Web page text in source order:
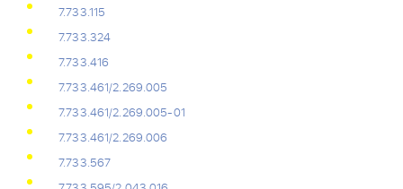
7.733.115
7.733.324
7.733.416
7.733.461/2.269.005
7.733.461/2.269.005-01
7.733.461/2.269.006
7.733.567